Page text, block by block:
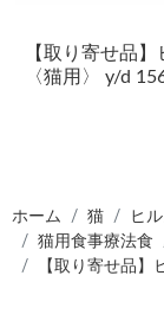
【取り寄せ品】
〈猫用〉 y/d
ホーム 猫
ヒ
猫用食事療法食
【取り寄せ品】